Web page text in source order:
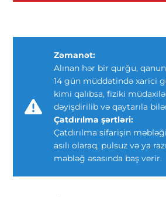
Zəmanət:
Alınan hər bir qurğu,
14 gün müddətində xarici
kimi qalıbsa, fiziki
dəyişdirilib və qaytarıla
Çatdırılma şərtləri:
Çatdırılma sifarişin
asılı olaraq, pulsuz və ya
məbləğ əsasında baş verir.